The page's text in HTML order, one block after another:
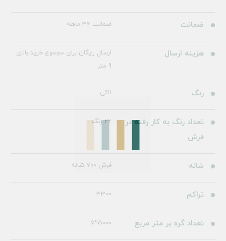
ضمانت ضمانت 36 ماهه
هزینه ارسال
ارسال رایگان برای مجموع خرید بالای
9 متر
رنگ لاکی
تعداد رنگ به کار رفته در
فرش
22 رنگ
شانه فرش 700 شانه
تراکم 3300
تعداد گره بر متر مربع 595000